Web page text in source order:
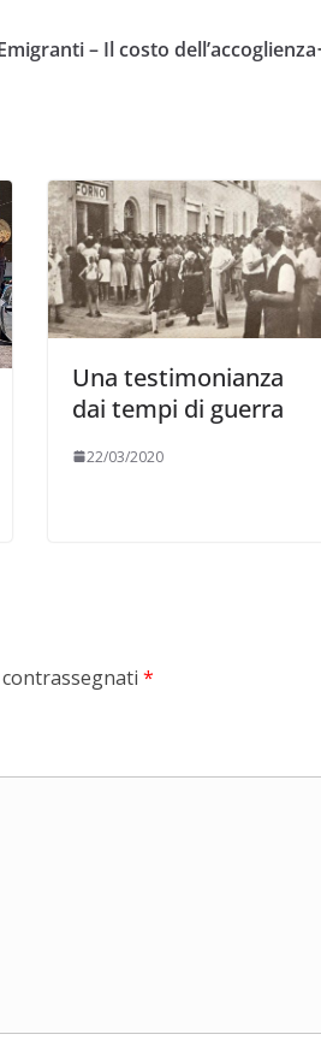
– Il costo dell’accoglienza
Una testimonianza
dai tempi di guerra
22/03/2020
*